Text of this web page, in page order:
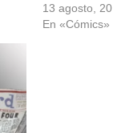
13 agosto,
En «Cómics»